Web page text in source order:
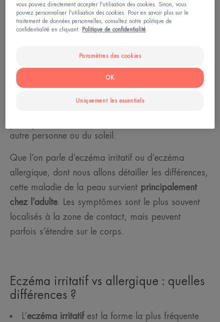
réagit comme à un allergène de contact, on parle
alors d’eczéma de contact allergique (dermatite
autre personne ou du soleil.
Que l’on parle d’eczéma irritatif ou d’eczéma
allergique, dont nous allons détailler les différences,
cette maladie de la peau survient principalement
chez l’adulte. Les symptômes sont le plus souvent
localisés à la zone de contact, mais peuvent
parfois s’étendre sur le corps.
Eczéma irritatif vs allergique : quelles
différences ?
L’eczéma irritatifest la forme la plus fréquente
vous pouvez directement accepter l'utilisation des cookies. Sinon, vous
pouvez personnaliser l'utilisation des cookies. Pour en savoir plus sur le
traitement de données personnelles, consultez notre politique de
confidentialité en cliquant:
Politique de confidentialité
Paramètres des cookies
Uniquement les essentiels
OK